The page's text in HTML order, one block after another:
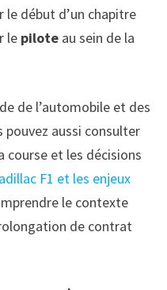
début d’un chapitre
le piloteau sein de la
de l’automobile et des
pouvez aussi consulter
course et les décisions
F1 et les enjeux
le contexte
de contrat